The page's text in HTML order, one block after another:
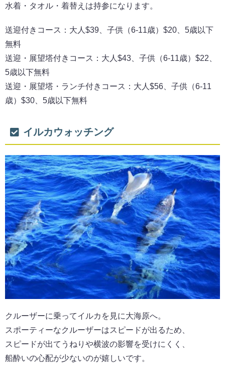
水着・タオル・着替えは持参になります。
送迎付きコース：大人$39、子供（6-11歳）$20、5歳以下
無料
送迎・展望塔付きコース：大人$43、子供（6-11歳）$22、
5歳以下無料
送迎・展望塔・ランチ付きコース：大人$56、子供（6-11
歳）$30、5歳以下無料
イルカウォッチング
クルーザーに乗ってイルカを見に大海原へ。
スポーティーなクルーザーはスピードが出るため、
スピードが出てうねりや横波の影響を受けにくく、
船酔いの心配が少ないのが嬉しいです。